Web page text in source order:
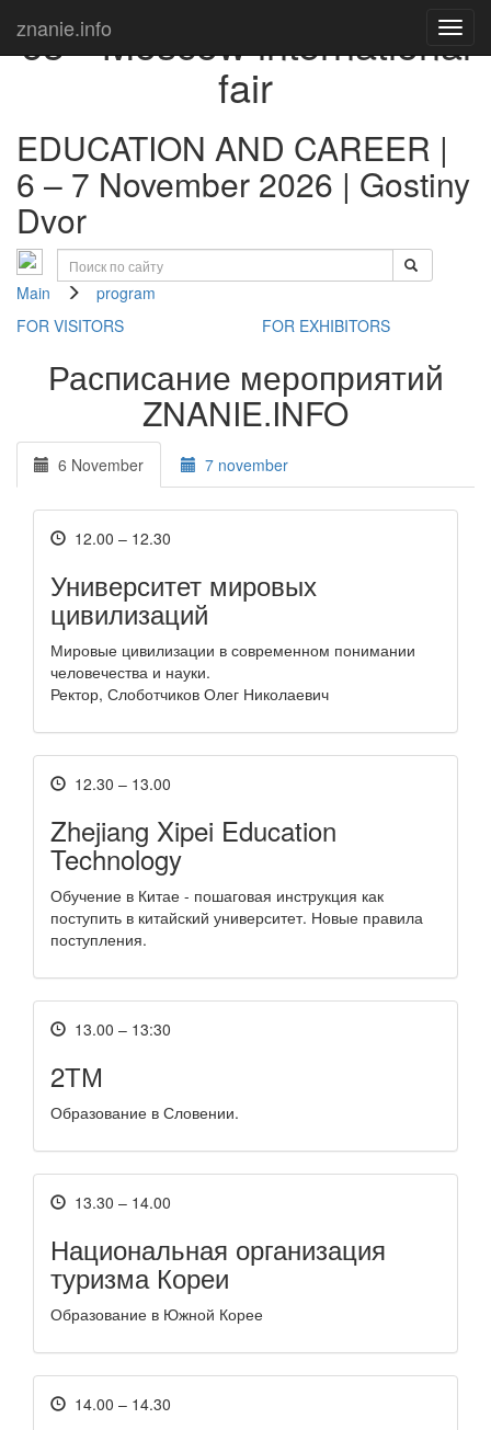
znanie.info
63rdMoscow international
fair
EDUCATION AND CAREER |
6 – 7 November 2026 | Gostiny
Dvor
Main
program
FOR VISITORS
FOR EXHIBITORS
Расписание мероприятий
ZNANIE.INFO
6 November 7 november
12.00 – 12.30
Университет мировых
цивилизаций
Мировые цивилизации в современном понимании
человечества и науки.
Ректор, Слоботчиков Олег Николаевич
12.30 – 13.00
Zhejiang Xipei Education
Technology
Обучение в Китае - пошаговая инструкция как
поступить в китайский университет. Новые правила
поступления.
13.00 – 13:30
2ТМ
Образование в Словении.
13.30 – 14.00
Национальная организация
туризма Кореи
Образование в Южной Корее
14.00 – 14.30